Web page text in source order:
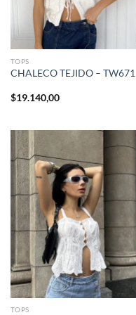
TOPS
CHALECO TEJIDO – TW671
$19.140,00
TOPS